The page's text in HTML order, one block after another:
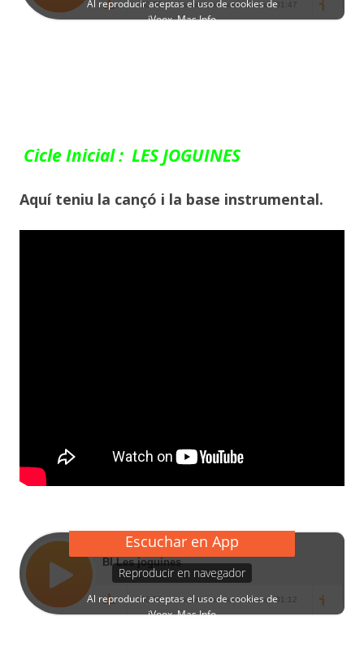
Cicle Inicial : LES JOGUINES
Aquí teniu la cançó i la base instrumental.